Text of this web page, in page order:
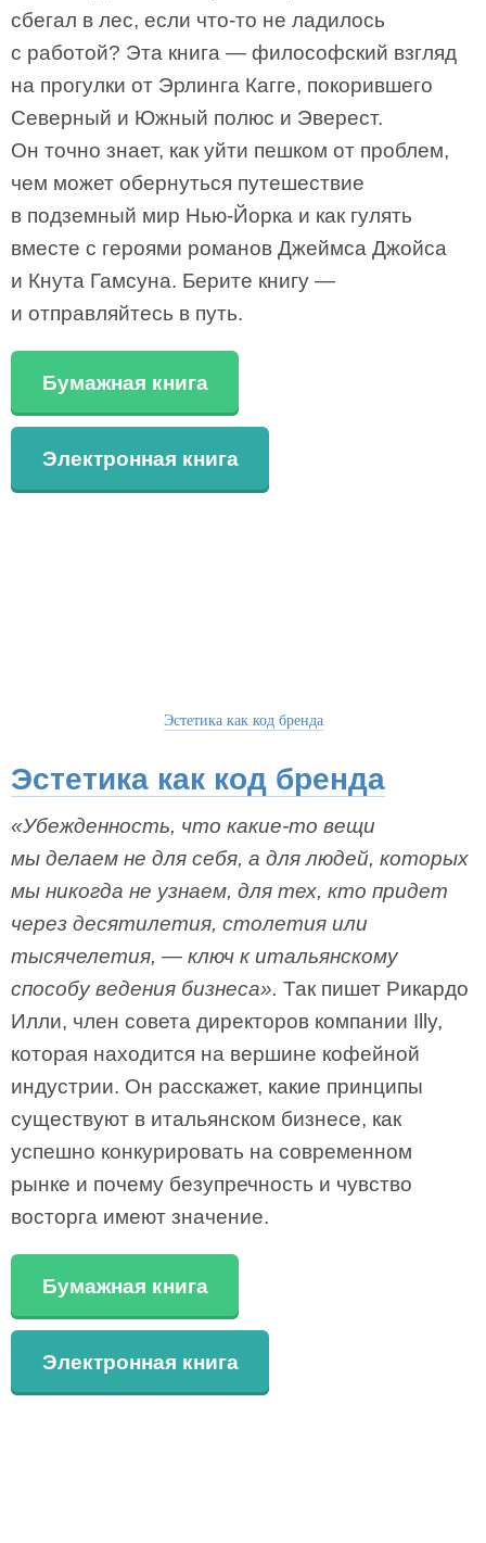
сбегал в лес, если что-то не ладилось
с работой? Эта книга — философский взгляд
на прогулки от Эрлинга Кагге, покорившего
Северный и Южный полюс и Эверест.
Он точно знает, как уйти пешком от проблем,
чем может обернуться путешествие
в подземный мир Нью-Йорка и как гулять
вместе с героями романов Джеймса Джойса
и Кнута Гамсуна. Берите книгу —
и отправляйтесь в путь.
Бумажная книга
Электронная книга
Эстетика как код бренда
Эстетика как код бренда
«Убежденность, что какие-то вещи
мы делаем не для себя, а для людей, которых
мы никогда не узнаем, для тех, кто придет
через десятилетия, столетия или
тысячелетия, — ключ к итальянскому
способу ведения бизнеса». Так пишет Рикардо
Илли, член совета директоров компании Illy,
которая находится на вершине кофейной
индустрии. Он расскажет, какие принципы
существуют в итальянском бизнесе, как
успешно конкурировать на современном
рынке и почему безупречность и чувство
восторга имеют значение.
Бумажная книга
Электронная книга